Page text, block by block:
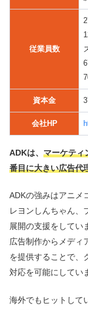
従業員数
資本金
会社HP
ADKは、 マーケティ
番目に大きい広告代
ADKの強みはアニメ
レヨンしんちゃん、
展開の支援をしてい
広告制作からメディ
を提供することで、
対応を可能にしてい
海外でもヒットして